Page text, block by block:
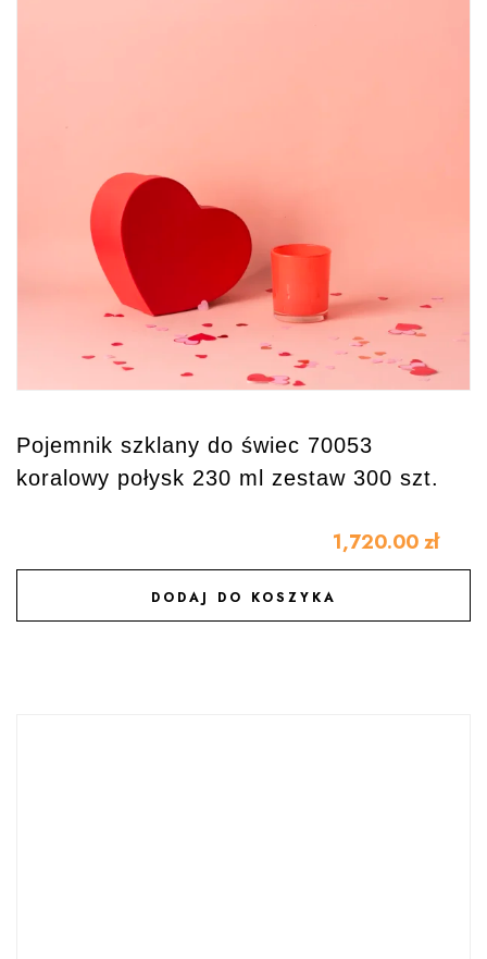
Pojemnik szklany do świec 70053
koralowy połysk 230 ml zestaw 300 szt.
1,720.00 zł
DODAJ DO KOSZYKA
DODAJ DO ULUBIONYCH